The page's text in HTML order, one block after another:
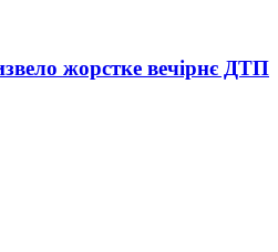
жорстке вечірнє ДТП